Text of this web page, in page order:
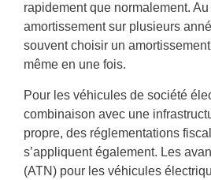
rapidement que normalement. Au
amortissement sur plusieurs
souvent choisir un
même en une fois.
Pour les véhicules de société
combinaison avec une
propre, des réglementations
s’appliquent également. Les
(ATN) pour les véhicules